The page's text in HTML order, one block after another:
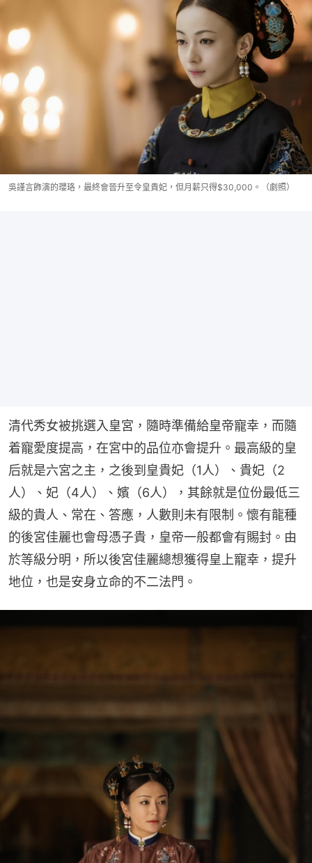
吳謹言飾演的瓔珞，最終會晉升至令皇貴妃，但月薪只得$30,000。（劇照）
清代秀女被挑選入皇宮，隨時準備給皇帝寵幸，而隨
着寵愛度提高，在宮中的品位亦會提升。最高級的皇
后就是六宮之主，之後到皇貴妃（1人）、貴妃（2
人）、妃（4人）、嬪（6人），其餘就是位份最低三
級的貴人、常在、答應，人數則未有限制。懷有龍種
的後宮佳麗也會母憑子貴，皇帝一般都會有賜封。由
於等級分明，所以後宮佳麗總想獲得皇上寵幸，提升
地位，也是安身立命的不二法門。